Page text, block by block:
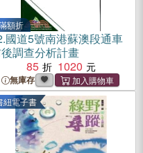
額折
國道5號南港蘇澳段通車
調查分析計畫
85
1020
無庫存
紐電子書